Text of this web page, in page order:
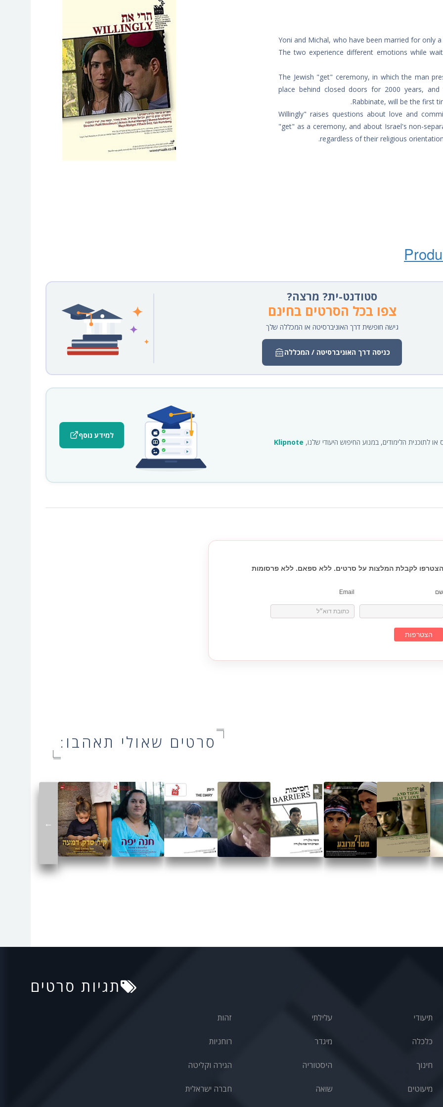
Yoni and Michal, who have been married for only
The two experience different emotions while
The Jewish "get" ceremony, in which the man
place behind closed doors for 2000 years,
Rabbinate, will be the first
"Willingly" raises questions about love and
"get" as a ceremony, and about Israel's non-
regardless of their religious
סטודנט-ית? מרצה?
צפו בכל הסרטים בחינם
גישה חופשית דרך האוניברסיטה או המכללה שלך
כניסה דרך האוניברסיטה / המכללה
לתוכנית הלימודים, במנוע החיפוש היעודי שלנו, Klipnote
למידע נוסף
הצטרפו לקבלת המלצות על סרטים. ללא ספאם. ללא פרסומות
שם Email
סרטים שאולי תאהבו:
←
תגיות סרטים
תיעודי
כלכלה
חינוך
מיעוטים
עלילתי
מיגדר
היסטוריה
שואה
זהות
רוחניות
הגירה וקליטה
חברה ישראלית